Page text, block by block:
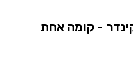
- קומה אחת